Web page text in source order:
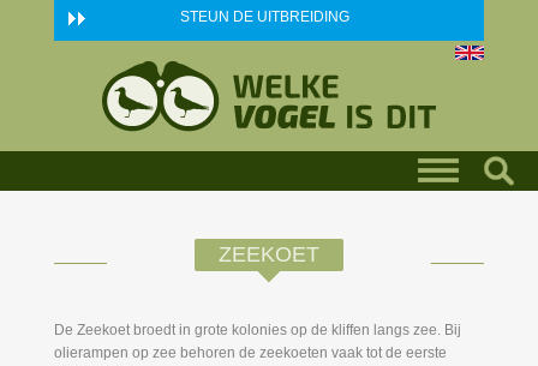
Skip to main content STEUN DE UITBREIDING
ZEEKOET
De Zeekoet broedt in grote kolonies op de kliffen langs zee. Bij
olierampen op zee behoren de zeekoeten vaak tot de eerste